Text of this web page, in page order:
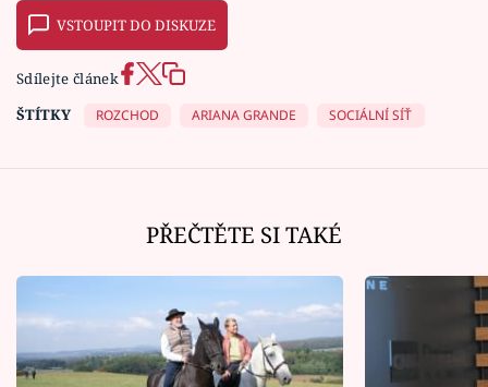
VSTOUPIT DO DISKUZE
Sdílejte článek
ŠTÍTKY
ROZCHOD ARIANA GRANDE SOCIÁLNÍ SÍŤ
PŘEČTĚTE SI TAKÉ